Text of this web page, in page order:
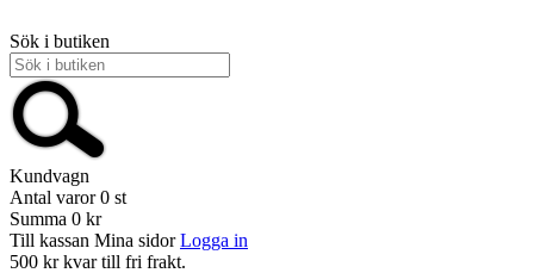
Sök i butiken
Kundvagn
Antal varor 0 st
Summa 0 kr
Till kassan Mina sidor Logga in
500 kr kvar till fri frakt.